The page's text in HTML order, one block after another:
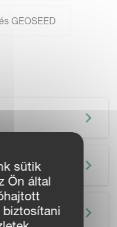
GEOSEED
sütik
Ön által